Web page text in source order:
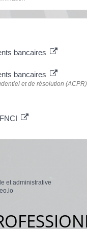
bancaires
bancaires
et de résolution (ACPR)
et administrative